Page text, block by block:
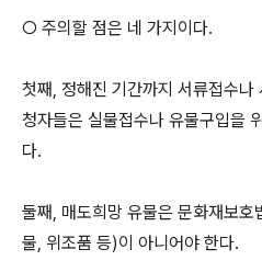
○ 주의할 점은 네 가지이다.
첫째, 정해진 기간까지 서류접수나
청자들은 실물접수나 유물구입을
다.
둘째, 매도희망 유물은 문화재보
물, 위조품 등)이 아니어야 한다.